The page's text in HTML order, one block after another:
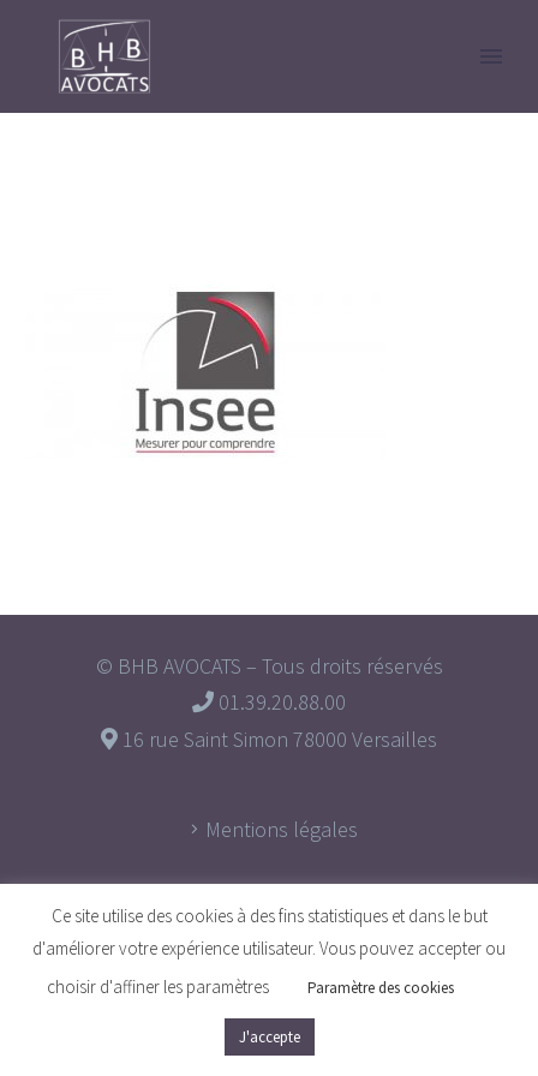
© BHB AVOCATS – Tous droits réservés
01.39.20.88.00
16 rue Saint Simon 78000 Versailles
Mentions légales
Ce site utilise des cookies à des fins statistiques et dans le but
d'améliorer votre expérience utilisateur. Vous pouvez accepter ou
choisir d'affiner les paramètres
Paramètre des cookies
J'accepte